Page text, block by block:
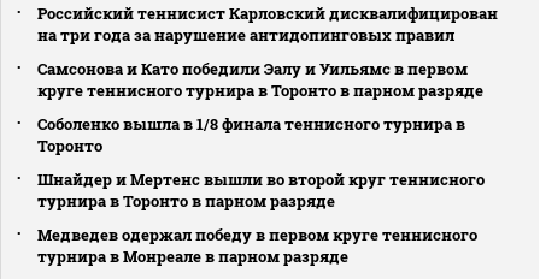
Российский теннисист Карловский дисквалифицирован
на три года за нарушение антидопинговых правил
Самсонова и Като победили Эалу и Уильямс в первом
круге теннисного турнира в Торонто в парном разряде
Соболенко вышла в 1/8 финала теннисного турнира в
Торонто
Шнайдер и Мертенс вышли во второй круг теннисного
турнира в Торонто в парном разряде
Медведев одержал победу в первом круге теннисного
турнира в Монреале в парном разряде